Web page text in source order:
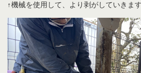
↑機械を使用して、より剥がしていきます